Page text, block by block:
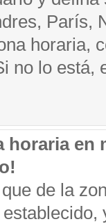
París,
horaria,
no lo está,
horaria
de la